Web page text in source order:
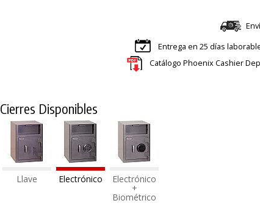
Entrega en 25 días
Catálogo Phoenix Cashier
Cierres Disponibles
Llave Electrónico Electrónico
+
Biométrico